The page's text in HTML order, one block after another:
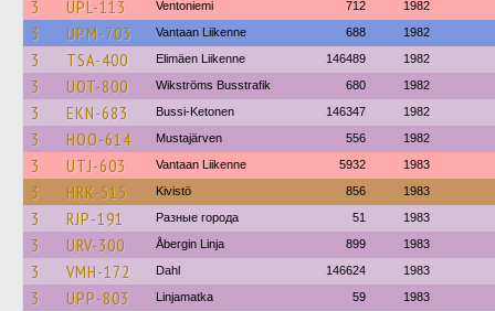
3 UPL-113 Ventoniemi 712 1982
3 UPM-703 Vantaan Liikenne 688 1982
3 TSA-400 Elimäen Liikenne 146489 1982
3 UOT-800 Wikströms Busstrafik 680 1982
3 EKN-683 Bussi-Ketonen 146347 1982
3 HOO-614 Mustajärven 556 1982
3 UTJ-603 Vantaan Liikenne 5932 1983
3 HRK-515 Kivistö 856 1983
3 RJP-191 Разные города 51 1983
3 URV-300 Åbergin Linja 899 1983
3 VMH-172 Dahl 146624 1983
3 UPP-803 Linjamatka 59 1983